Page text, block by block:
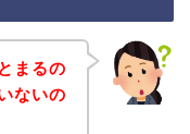
まるの
ないの